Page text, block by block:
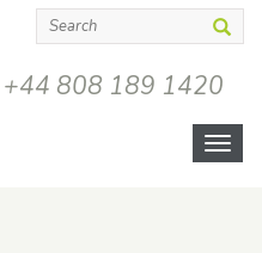
+44 808 189 1420
Open